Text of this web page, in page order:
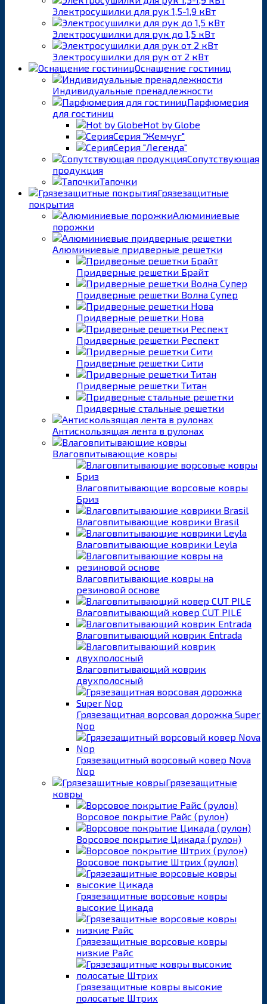
Электросушилки для рук 1,5-1,9 кВт
Электросушилки для рук до 1,5 кВт
Электросушилки для рук от 2 кВт
Оснащение гостиниц
Индивидуальные пренадлежности
Парфюмерия
для гостиниц
Hot by Globe
Серия "Жемчуг"
Серия "Легенда"
Сопутствующая
продукция
Тапочки
Грязезащитные
покрытия
Алюминиевые
порожки
Алюминиевые придверные решетки
Придверные решетки Брайт
Придверные решетки Волна Супер
Придверные решетки Нова
Придверные решетки Респект
Придверные решетки Сити
Придверные решетки Титан
Придверные стальные решетки
Антискользящая лента в рулонах
Влаговпитывающие ковры
Влаговпитывающие ворсовые ковры
Бриз
Влаговпитывающие коврики Brasil
Влаговпитывающие коврики Leyla
Влаговпитывающие ковры на
резиновой основе
Влаговпитывающий ковер CUT PILE
Влаговпитывающий коврик Entrada
Влаговпитывающий коврик
двухполосный
Грязезащитная ворсовая дорожка Super
Nop
Грязезащитный ворсовый ковер Nova
Nop
Грязезащитные
ковры
Ворсовое покрытие Райс (рулон)
Ворсовое покрытие Цикада (рулон)
Ворсовое покрытие Штрих (рулон)
Грязезащитные ворсовые ковры
высокие Цикада
Грязезащитные ворсовые ковры
низкие Райс
Грязезащитные ковры высокие
полосатые Штрих